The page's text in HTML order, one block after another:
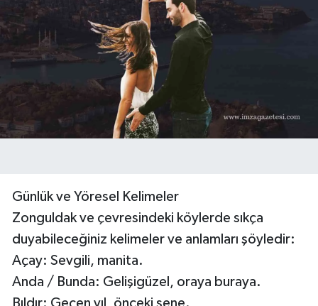
Günlük ve Yöresel Kelimeler
Zonguldak ve çevresindeki köylerde sıkça
duyabileceğiniz kelimeler ve anlamları şöyledir:
Açay: Sevgili, manita.
Anda / Bunda: Gelişigüzel, oraya buraya.